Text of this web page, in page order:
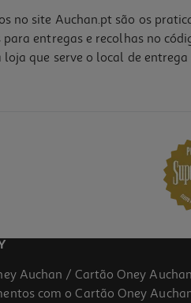
no site Auchan.pt são os
entregas e recolhas no
loja que serve o local de
Auchan / Cartão Oney
com o Cartão Oney